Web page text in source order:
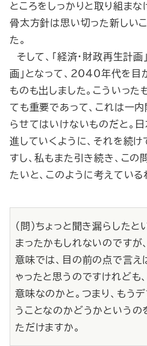
ところをしっかりと取り組ま
骨太方針は思い切った新しい
た。
そして、「経済・財政再生計画
画」となって、2040年代を
ものも出しました。こういった
ても重要であって、これは一
らせてはいけないものだと。
進していくように、それを続
すし、私もまた引き続き、この
たいと、このように考えている
（問）ちょっと聞き漏らした
まったかもしれないのですが
意味では、目の前の点で言え
ゃったと思うのですけれども
意味なのかと。つまり、もう
うことなのかどうかというの
ただけますか。